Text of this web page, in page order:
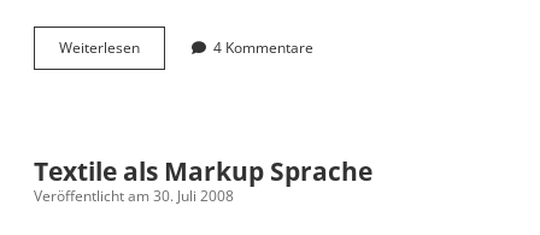
WeiterlesenWebPlausch
Fotonachbearbeitung
4 Kommentare
Textile als Markup Sprache
Veröffentlicht am 30. Juli 2008